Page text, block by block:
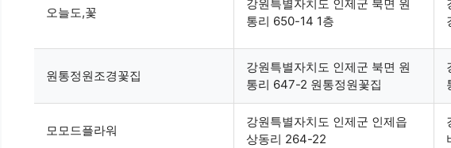
오늘도,꽃
강원특별자치도 인제군 북면 원
통리 650-14 1층
원통정원조경꽃집
강원특별자치도 인제군 북면 원
통리 647-2 원통정원꽃집
모모드플라워
강원특별자치도 인제군 인제읍
상동리 264-22